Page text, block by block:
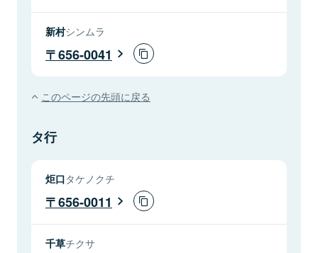
新村シンムラ
656-0041
このページの先頭に戻る
タ行
炬口タケノクチ
656-0011
千草チクサ